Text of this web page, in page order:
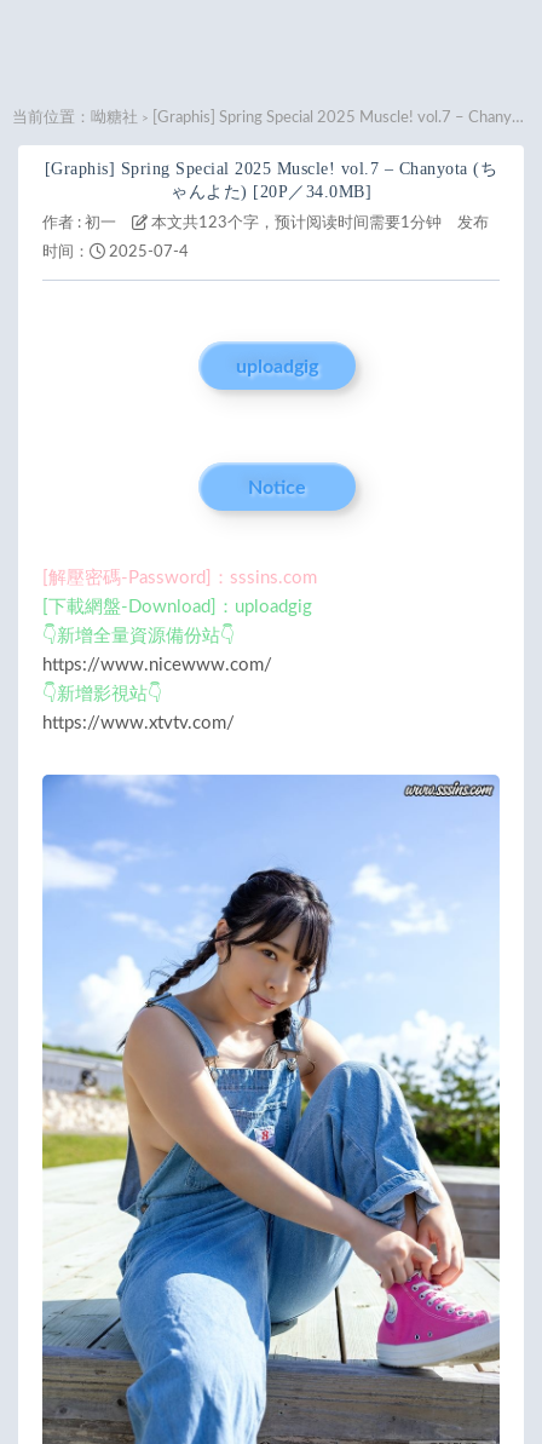
当前位置： 呦糖社 > [Graphis] Spring Special 2025 Muscle! vol.7 – Chanyota (ちゃんよた) [20P／34.0MB]
[Graphis] Spring Special 2025 Muscle! vol.7 – Chanyota (ち
ゃんよた) [20P／34.0MB]
作者 : 初一 本文共123个字，预计阅读时间需要1分钟
发布
时间：
2025-07-4
uploadgig
Notice
[解壓密碼-Password]：sssins.com
[下載網盤-Download]：uploadgig
👇新增全量資源備份站👇
https://www.nicewww.com/
👇新增影視站👇
https://www.xtvtv.com/